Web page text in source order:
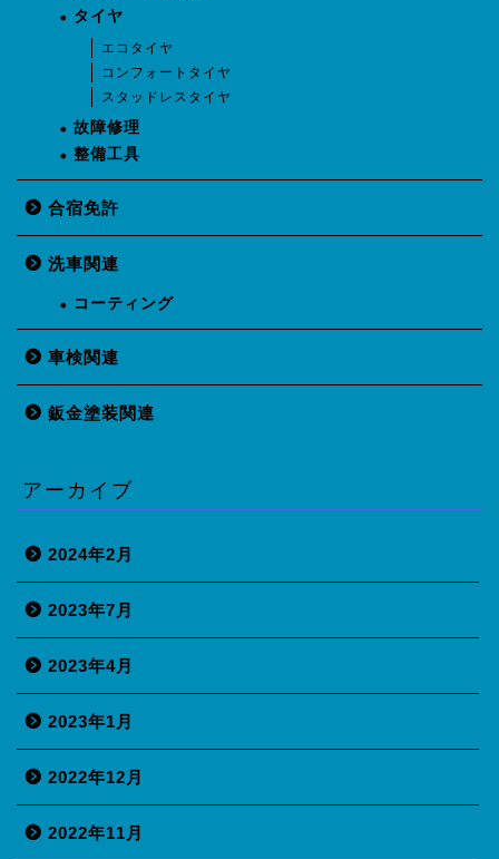
タイヤ
エコタイヤ
コンフォートタイヤ
スタッドレスタイヤ
故障修理
整備工具
合宿免許
洗車関連
コーティング
車検関連
鈑金塗装関連
アーカイブ
2024年2月
2023年7月
2023年4月
2023年1月
2022年12月
2022年11月